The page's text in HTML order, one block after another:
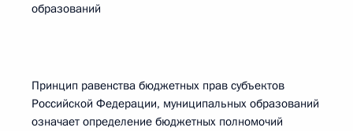
образований
Принцип равенства бюджетных прав субъектов
Российской Федерации, муниципальных образований
означает определение бюджетных полномочий